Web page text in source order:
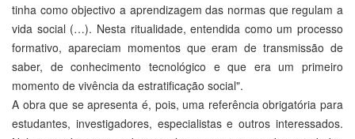
tinha como objectivo a aprendizagem das normas que regulam a
vida social (…). Nesta ritualidade, entendida como um processo
formativo, apareciam momentos que eram de transmissão de
saber, de conhecimento tecnológico e que era um primeiro
momento de vivência da estratificação social".
A obra que se apresenta é, pois, uma referência obrigatória para
estudantes, investigadores, especialistas e outros interessados.